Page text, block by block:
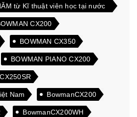
từ Kĩ thuật viên học tại nước
CX200
BOWMAN CX350
BOWMAN PIANO CX200
Nam BowmanCX200
BowmanCX200WH